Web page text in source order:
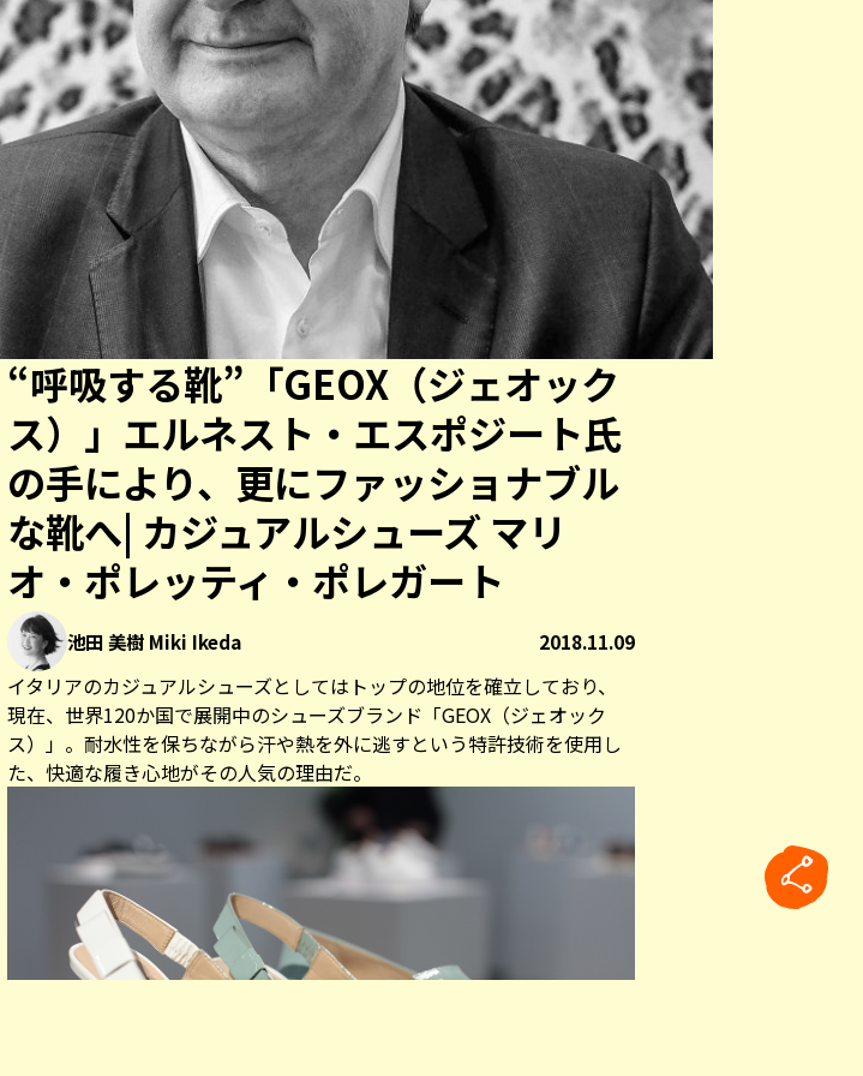
“呼吸する靴”「GEOX（ジェオック
ス）」エルネスト・エスポジート氏
の手により、更にファッショナブル
な靴へ| カジュアルシューズ マリ
オ・ポレッティ・ポレガート
池田 美樹 Miki Ikeda 2018.11.09
イタリアのカジュアルシューズとしてはトップの地位を確立しており、
現在、世界120か国で展開中のシューズブランド「GEOX（ジェオック
ス）」。耐水性を保ちながら汗や熱を外に逃すという特許技術を使用し
た、快適な履き心地がその人気の理由だ。